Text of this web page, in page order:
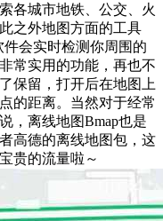
各城市地铁、公交、火
之外地图方面的工具
会实时检测你周围的
常实用的功能，再也不
保留，打开后在地图上
的距离。当然对于经常
，离线地图Bmap也是
高德的离线地图包，这
贵的流量啦～